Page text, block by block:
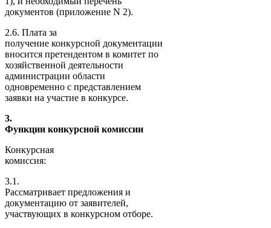
документов (приложение N 2).
2.6. Плата за
получение конкурсной документации
вносится претендентом в комитет по
хозяйственной деятельности
администрации области
одновременно с представлением
заявки на участие в конкурсе.
3.
Функции конкурсной комиссии
Конкурсная
комиссия:
3.1.
Рассматривает предложения и
документацию от заявителей,
участвующих в конкурсном отборе.